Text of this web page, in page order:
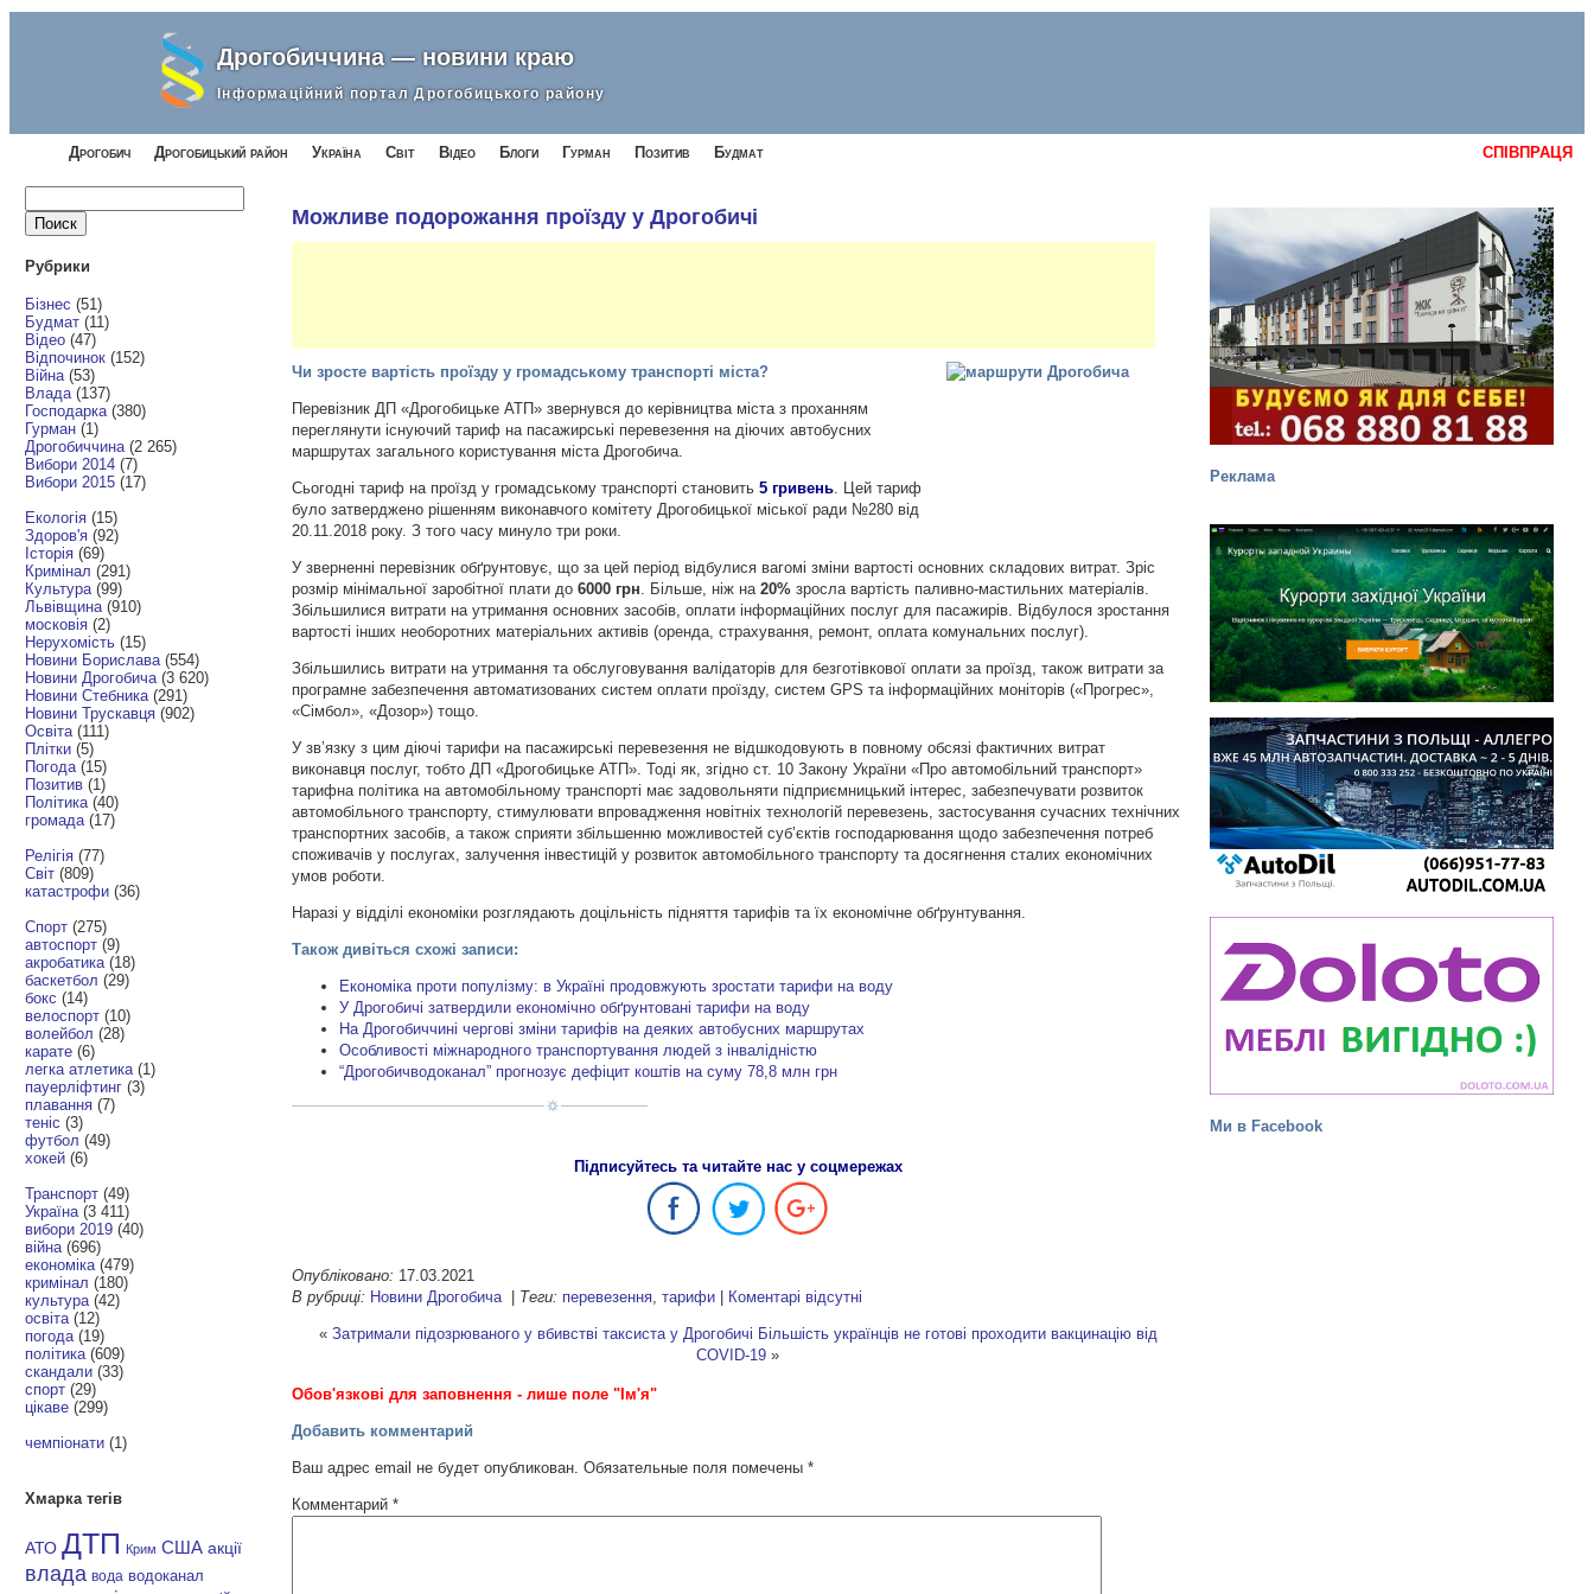
Дрогобиччина — новини краю
Інформаційний портал Дрогобицького району
Дрогобич Дрогобицький район Україна Світ Відео Блоги Гурман СПІВПРАЦЯ
Позитив Будмат
Реклама
Ми в Facebook
Рубрики
Бізнес (51)
Будмат (11)
Відео (47)
Відпочинок (152)
Війна (53)
Влада (137)
Господарка (380)
Гурман (1)
Дрогобиччина (2 265)
Вибори 2014 (7)
Вибори 2015 (17)
Екологія (15)
Здоров'я (92)
Історія (69)
Кримінал (291)
Культура (99)
Львівщина (910)
московія (2)
Нерухомість (15)
Новини Борислава (554)
Новини Дрогобича (3 620)
Новини Стебника (291)
Новини Трускавця (902)
Освіта (111)
Плітки (5)
Погода (15)
Позитив (1)
Політика (40)
громада (17)
Релігія (77)
Світ (809)
катастрофи (36)
Спорт (275)
автоспорт (9)
акробатика (18)
баскетбол (29)
бокс (14)
велоспорт (10)
волейбол (28)
карате (6)
легка атлетика (1)
пауерліфтинг (3)
плавання (7)
теніс (3)
футбол (49)
хокей (6)
Транспорт (49)
Україна (3 411)
вибори 2019 (40)
війна (696)
економіка (479)
кримінал (180)
культура (42)
освіта (12)
погода (19)
політика (609)
скандали (33)
спорт (29)
цікаве (299)
чемпіонати (1)
Хмарка тегів
АТО ДТП Крим США акції
влада вода водоканал
Можливе подорожання проїзду у Дрогобичі
Чи зросте вартість проїзду у громадському транспорті міста?
Перевізник ДП «Дрогобицьке АТП» звернувся до керівництва міста з проханням
переглянути існуючий тариф на пасажирські перевезення на діючих автобусних
маршрутах загального користування міста Дрогобича.
Сьогодні тариф на проїзд у громадському транспорті становить5 гривень. Цей тариф
було затверджено рішенням виконавчого комітету Дрогобицької міської ради №280 від
20.11.2018 року. З того часу минуло три роки.
У зверненні перевізник обґрунтовує, що за цей період відбулися вагомі зміни вартості основних складових витрат. Зріс
розмір мінімальної заробітної плати до6000 грн. Більше, ніж на20% зросла вартість паливно-мастильних матеріалів.
Збільшилися витрати на утримання основних засобів, оплати інформаційних послуг для пасажирів. Відбулося зростання
вартості інших необоротних матеріальних активів (оренда, страхування, ремонт, оплата комунальних послуг).
Збільшились витрати на утримання та обслуговування валідаторів для безготівкової оплати за проїзд, також витрати за
програмне забезпечення автоматизованих систем оплати проїзду, систем GPS та інформаційних моніторів («Прогрес»,
«Сімбол», «Дозор») тощо.
У зв’язку з цим діючі тарифи на пасажирські перевезення не відшкодовують в повному обсязі фактичних витрат
виконавця послуг, тобто ДП «Дрогобицьке АТП». Тоді як, згідно ст. 10 Закону України «Про автомобільний транспорт»
тарифна політика на автомобільному транспорті має задовольняти підприємницький інтерес, забезпечувати розвиток
автомобільного транспорту, стимулювати впровадження новітніх технологій перевезень, застосування сучасних технічних
транспортних засобів, а також сприяти збільшенню можливостей суб’єктів господарювання щодо забезпечення потреб
споживачів у послугах, залучення інвестицій у розвиток автомобільного транспорту та досягнення сталих економічних
умов роботи.
Наразі у відділі економіки розглядають доцільність підняття тарифів та їх економічне обґрунтування.
Також дивіться схожі записи:
Економіка проти популізму: в Україні продовжують зростати тарифи на воду
У Дрогобичі затвердили економічно обґрунтовані тарифи на воду
На Дрогобиччині чергові зміни тарифів на деяких автобусних маршрутах
Особливості міжнародного транспортування людей з інвалідністю
“Дрогобичводоканал” прогнозує дефіцит коштів на суму 78,8 млн грн
Підписуйтесь та читайте нас у соцмережах
Опубліковано: 17.03.2021
В рубриці: Новини Дрогобича | Теги: перевезення ,тарифи | Коментарі відсутні
« Затримали підозрюваного у вбивстві таксиста у Дрогобичі Більшість українців не готові проходити вакцинацію від
COVID-19 »
Обов'язкові для заповнення - лише поле "Ім'я"
Добавить комментарий
Ваш адрес email не будет опубликован. Обязательные поля помечены*
Комментарий*